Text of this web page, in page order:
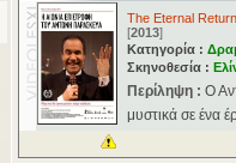
The Eternal
[2013]
Κατηγορία :
Σκηνοθεσία :
Περίληψη : Ο
μυστικά σε ένα